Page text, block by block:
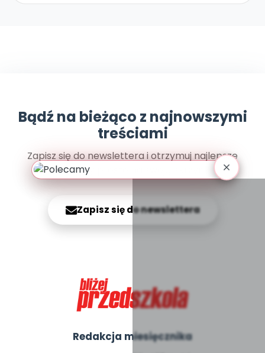
Promocje
Bądź na bieżąco z najnowszymi
treściami
Zapisz się do newslettera i otrzymuj najlepsze
materiały prosto na swoją skrzynkę
Zapisz się do newslettera
Redakcja miesięcznika